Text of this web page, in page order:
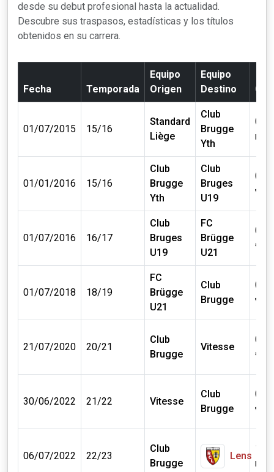
desde su debut profesional hasta la actualidad.
Descubre sus traspasos, estadísticas y los títulos
obtenidos en su carrera.
Fecha Temporada
Equipo
Origen
Equipo
Destino
01/07/2015 15/16
Standard
Liège
Club
Brugge
Yth
0.19
01/01/2016 15/16
Club
Brugge
Yth
Club
Bruges
U19
0
€
01/07/2016 16/17
Club
Bruges
U19
FC
Brügge
U21
0
€
01/07/2018 18/19
FC
Brügge
U21
Club
Brugge
0
€
21/07/2020 20/21
Club
Brugge
Vitesse
0
€
30/06/2022 21/22 Vitesse
Club
Brugge
0
€
06/07/2022 22/23
Club
Brugge
Lens